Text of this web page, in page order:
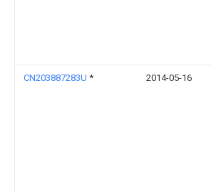
CN203887283U * 2014-05-16